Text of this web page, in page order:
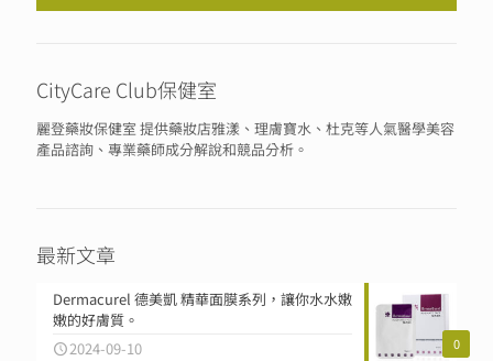
CityCare Club保健室
麗登藥妝保健室 提供藥妝店雅漾、理膚寶水、杜克等人氣醫學美容
產品諮詢、專業藥師成分解說和競品分析。
最新文章
0
Dermacurel 德美凱 精華面膜系列，讓你水水嫩
嫩的好膚質。
2024-09-10